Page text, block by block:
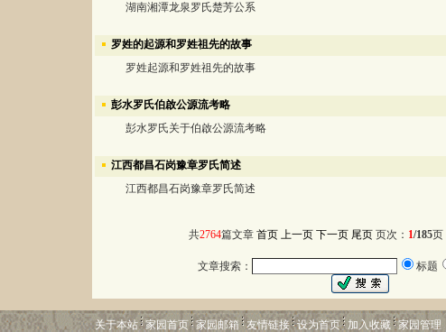
湖南湘潭龙泉罗氏楚芳公系
罗姓的起源和罗姓祖先的故事
罗姓起源和罗姓祖先的故事
彭水罗氏伯啟公源流考略
彭水罗氏关于伯啟公源流考略
江西都昌石岗豫章罗氏简述
江西都昌石岗豫章罗氏简述
共2764篇文章 首页 上一页 下一页 尾页 页次： 1/185页
文章搜索： 标题
关于本站 家园首页 家园邮箱 友情链接 设为首页 加入收藏 家园管理